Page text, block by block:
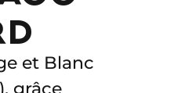
et Blanc
grâce